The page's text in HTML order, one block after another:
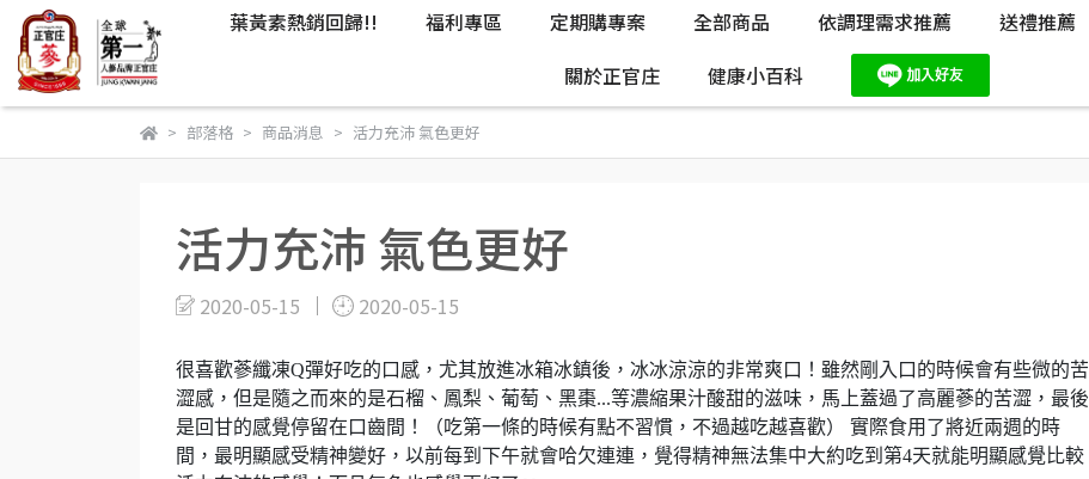
葉黃素熱銷回歸!! 福利專區 定期購專案 全部商品 依調理需求推薦 送禮推薦
關於正官庄
健康小百科
部落格 商品消息 活力充沛 氣色更好
活力充沛 氣色更好
2020-05-15 2020-05-15
很喜歡蔘纖凍Q彈好吃的口感，尤其放進冰箱冰鎮後，冰冰涼涼的非常爽口！雖然剛入口的時候會有些微的苦
澀感，但是隨之而來的是石榴、鳳梨、葡萄、黑棗...等濃縮果汁酸甜的滋味，馬上蓋過了高麗蔘的苦澀，最後
是回甘的感覺停留在口齒間！（吃第一條的時候有點不習慣，不過越吃越喜歡） 實際食用了將近兩週的時
間，最明顯感受精神變好，以前每到下午就會哈欠連連，覺得精神無法集中大約吃到第4天就能明顯感覺比較